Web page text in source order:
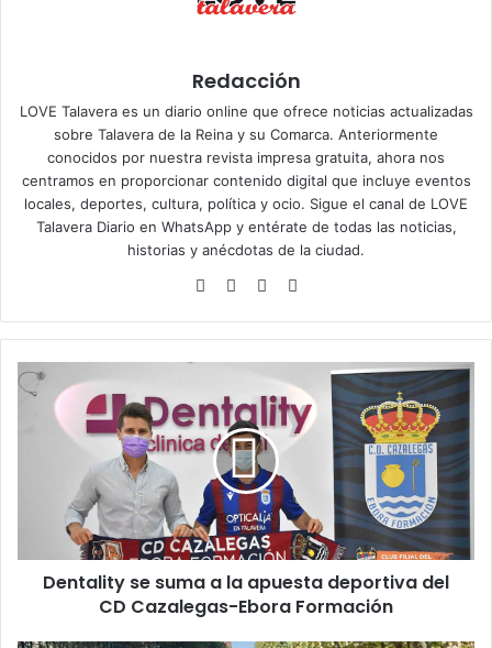
Redacción
LOVE Talavera es un diario online que ofrece noticias actualizadas
sobre Talavera de la Reina y su Comarca. Anteriormente
conocidos por nuestra revista impresa gratuita, ahora nos
centramos en proporcionar contenido digital que incluye eventos
locales, deportes, cultura, política y ocio. Sigue el canal de LOVE
Talavera Diario en WhatsAppy entérate de todas las noticias,
historias y anécdotas de la ciudad.
Siti
we
b
Fa
bo
ok
X
ra
m
D
e
y
Dentality se suma a la apuesta deportiva del
CD Cazalegas-Ebora Formación